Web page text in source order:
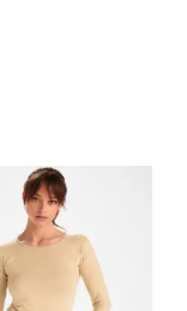
Fascia
di
prezzo:
da
10,80 €